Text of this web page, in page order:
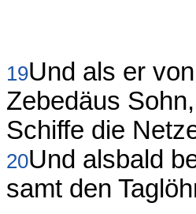
19Und als er
Zebedäus
Schiffe die
20Und alsbald
samt den